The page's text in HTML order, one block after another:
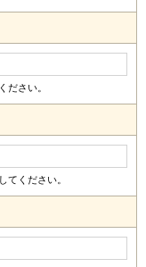
さい。
ください。